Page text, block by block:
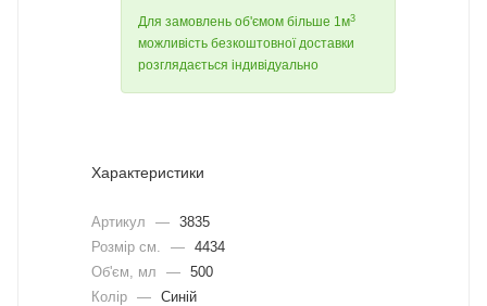
Для замовлень об'ємом більше 1м3
можливість безкоштовної доставки
розглядається індивідуально
Характеристики
Артикул — 3835
Розмір см.
— 4434
Об'єм, мл
— 500
Колір — Синій